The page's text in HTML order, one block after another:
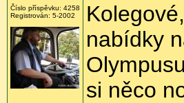
Číslo příspěvku: 4258
Registrován: 5-2002
nabídky
si něco